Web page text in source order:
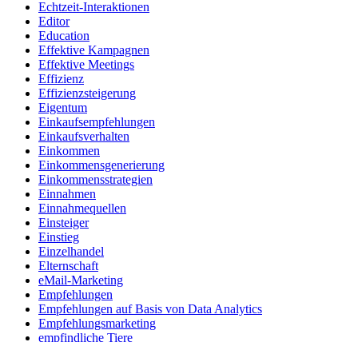
Echtzeit-Interaktionen
Editor
Education
Effektive Kampagnen
Effektive Meetings
Effizienz
Effizienzsteigerung
Eigentum
Einkaufsempfehlungen
Einkaufsverhalten
Einkommen
Einkommensgenerierung
Einkommensstrategien
Einnahmen
Einnahmequellen
Einsteiger
Einstieg
Einzelhandel
Elternschaft
eMail-Marketing
Empfehlungen
Empfehlungen auf Basis von Data Analytics
Empfehlungsmarketing
empfindliche Tiere